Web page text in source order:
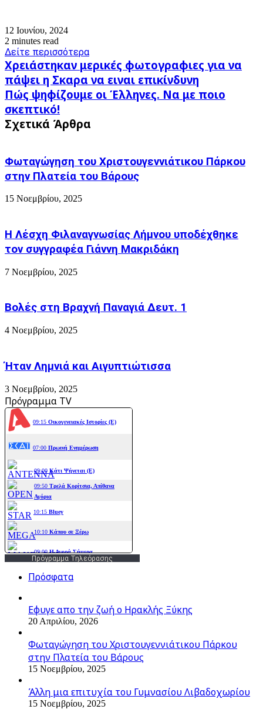
12 Ιουνίου, 2024
2 minutes read
Δείτε περισσότερα
Χρειάστηκαν
μερικές
φωτογραφιες
για
να
πάψει
η
ειναι
επικίνδυνη
Χρειάστηκαν μερικές φωτογραφιες για να
πάψει η Σκαρα να ειναι επικίνδυνη
Πώς
ψηφίζουμε
οι
Έλληνες.
ποιο
σκεπτικό!
Πώς ψηφίζουμε οι Έλληνες. Να με ποιο
σκεπτικό!
Σχετικά Άρθρα
Φωταγώγηση του Χριστουγεννιάτικου Πάρκου
στην Πλατεία του Βάρους
15 Νοεμβρίου, 2025
Η Λέσχη Φιλαναγνωσίας Λήμνου υποδέχθηκε
τον συγγραφέα Γιάννη Μακριδάκη
7 Νοεμβρίου, 2025
Βολές στη Βραχνή Παναγιά Δευτ. 1
4 Νοεμβρίου, 2025
Ήταν Λημνιά και Αιγυπτιώτισσα
3 Νοεμβρίου, 2025
Πρόγραμμα TV
Πρόγραμμα Τηλεόρασης
Πρόσφατα
Εφυγε απο την ζωή o Ηρακλής Ξύκης
20 Απριλίου, 2026
Φωταγώγηση του Χριστουγεννιάτικου Πάρκου
στην Πλατεία του Βάρους
15 Νοεμβρίου, 2025
Άλλη μια επιτυχία του Γυμνασίου Λιβαδοχωρίου
15 Νοεμβρίου, 2025